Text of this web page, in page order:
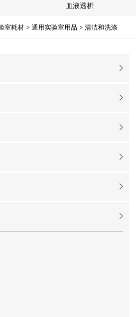
血液透析
室耗材 >通用实验室用品 >清洁和洗涤